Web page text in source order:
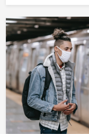
o aborto?